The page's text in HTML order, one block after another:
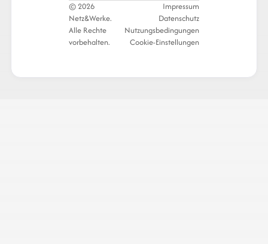
© 2026
Netz&Werke.
Alle Rechte
vorbehalten.
Impressum
Datenschutz
Nutzungsbedingungen
Cookie-Einstellungen